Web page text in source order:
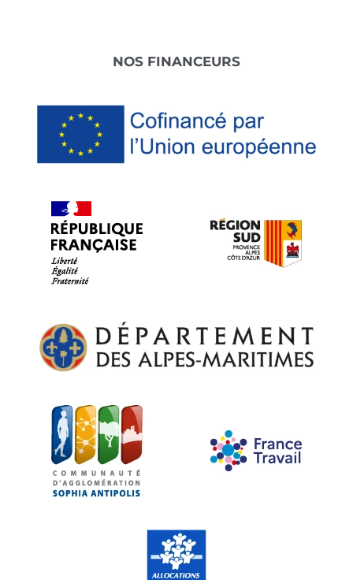
NOS FINANCEURS